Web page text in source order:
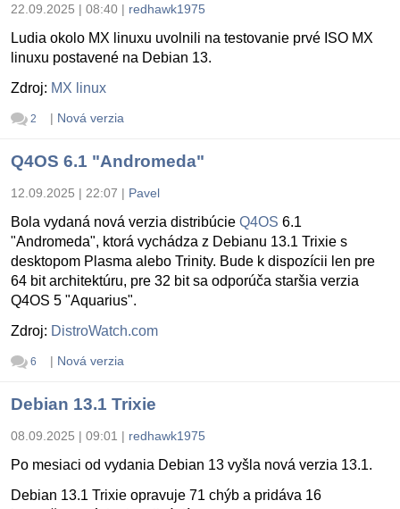
22.09.2025 | 08:40 | redhawk1975
Ludia okolo MX linuxu uvolnili na testovanie prvé ISO MX
linuxu postavené na Debian 13.
Zdroj: MX linux
2 | Nová verzia
Q4OS 6.1 "Andromeda"
12.09.2025 | 22:07 | Pavel
Bola vydaná nová verzia distribúcie Q4OS 6.1
"Andromeda", ktorá vychádza z Debianu 13.1 Trixie s
desktopom Plasma alebo Trinity. Bude k dispozícii len pre
64 bit architektúru, pre 32 bit sa odporúča staršia verzia
Q4OS 5 "Aquarius".
Zdroj: DistroWatch.com
6 | Nová verzia
Debian 13.1 Trixie
08.09.2025 | 09:01 | redhawk1975
Po mesiaci od vydania Debian 13 vyšla nová verzia 13.1.
Debian 13.1 Trixie opravuje 71 chýb a pridáva 16